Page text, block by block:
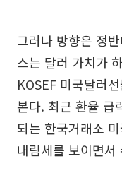
그러나 방향은 정
스는 달러 가치가
KOSEF 미국달러
본다. 최근 환율 급
되는 한국거래소
내림세를 보이면